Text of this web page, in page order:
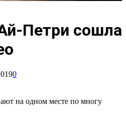
Петри сошла
0
на одном месте по многу